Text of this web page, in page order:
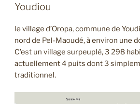
Youdiou
le village d’Oropa, commune de
nord de Pel-Maoudé, à environ une
C’est un village surpeuplé, 3 298
actuellement 4 puits dont 3
traditionnel.